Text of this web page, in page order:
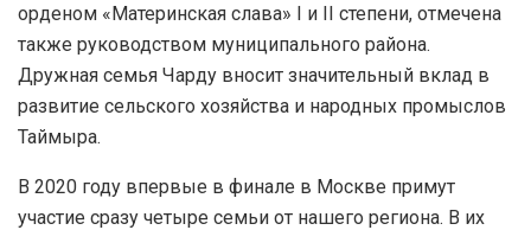
орденом «Материнская слава» I и II степени, отмечена
также руководством муниципального района.
Дружная семья Чарду вносит значительный вклад в
развитие сельского хозяйства и народных промыслов
Таймыра.
В 2020 году впервые в финале в Москве примут
участие сразу четыре семьи от нашего региона. В их